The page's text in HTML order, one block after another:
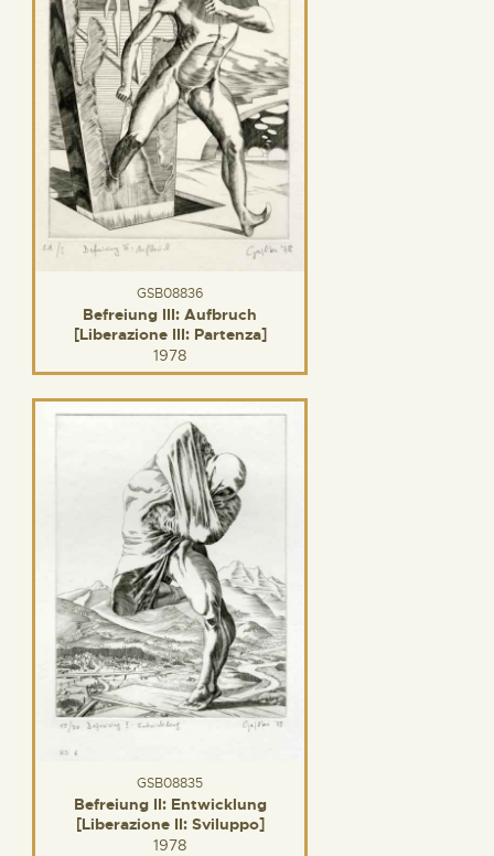
GSB08836
Befreiung III: Aufbruch
[Liberazione III: Partenza]
1978
GSB08835
Befreiung II: Entwicklung
[Liberazione II: Sviluppo]
1978